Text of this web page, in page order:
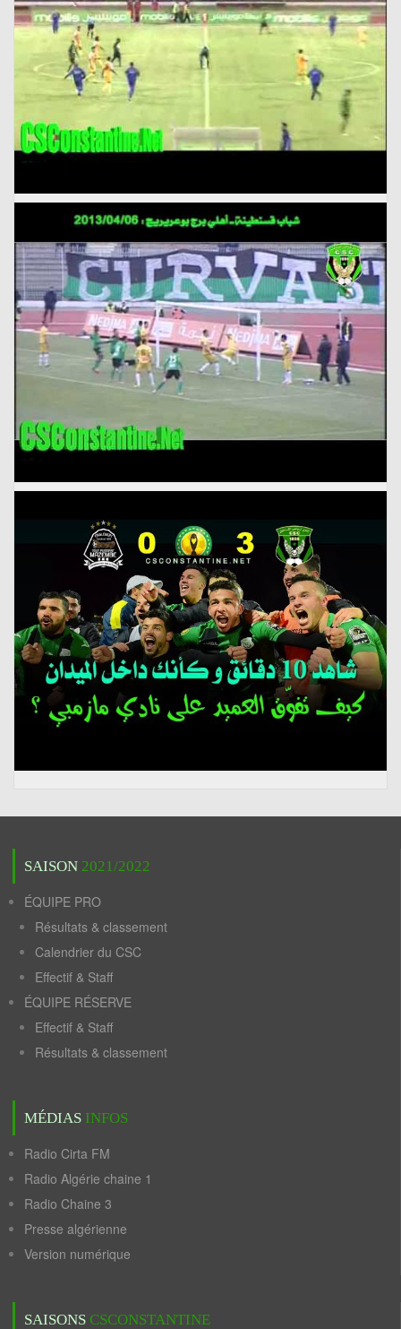
SAISON 2021/2022
ÉQUIPE PRO
Résultats & classement
Calendrier du CSC
Effectif & Staff
ÉQUIPE RÉSERVE
Effectif & Staff
Résultats & classement
MÉDIAS INFOS
Radio Cirta FM
Radio Algérie chaine 1
Radio Chaine 3
Presse algérienne
Version numérique
SAISONS CSCONSTANTINE